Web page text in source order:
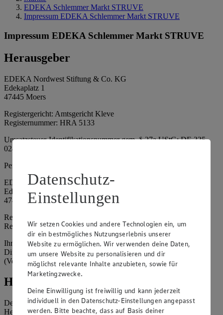
EDEKA Schlemmer Markt STRUVE
Impressum EDEKA Schlemmer Markt STRUVE
Impressum EDEKA Schlemmer Markt STRUVE
Herausgeber
EDEKA Nordwest Stiftung & Co. KG
Edekaplatz 1
47445 Moers
Registergericht: Amtsgericht Kleve
Registernummer: HRA 5133
Umsatzsteuer-Identifikationsnummer gem. § 27a UStG: DE 335
024 695
Persönlich haftende Gesellschafterin:
EDEKA Nordwest Handelsstiftung e. K.
Edekaplatz 1
47445 Moers
Registergericht: Amtsgericht Kleve
Registernummer: HRA 5132
Ihrerseits vertreten durch: Frank Breuer (Vorstandsvorsitzender),
Dirk Neuhaus (Vorstandsvorsitzender), Peter Wagener
(Vorstandsvorsitzender)
Hinweise
Der Inhalt dieser Website ist urheberrechtlich geschützt. Der
Herausgeber gewährt Ihnen jedoch das Recht, den auf dieser
Datenschutz-
Einstellungen
Wir setzen Cookies und andere Technologien ein, um
dir ein bestmögliches Nutzungserlebnis unserer
Website zu ermöglichen. Wir verwenden deine Daten,
um unsere Website zu personalisieren und dir
möglichst relevante Inhalte anzubieten, sowie für
Marketingzwecke.
Deine Einwilligung ist freiwillig und kann jederzeit
individuell in den Datenschutz-Einstellungen angepasst
werden. Bitte beachte, dass auf Basis deiner